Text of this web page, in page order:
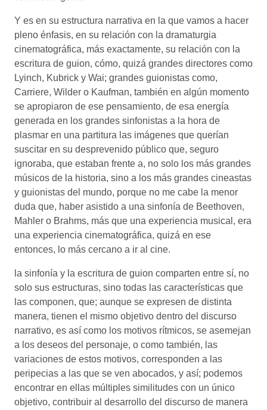
Y es en su estructura narrativa en la que vamos a hacer
pleno énfasis, en su relación con la dramaturgia
cinematográfica, más exactamente, su relación con la
escritura de guion, cómo, quizá grandes directores como
Lyinch, Kubrick y Wai; grandes guionistas como,
Carriere, Wilder o Kaufman, también en algún momento
se apropiaron de ese pensamiento, de esa energía
generada en los grandes sinfonistas a la hora de
plasmar en una partitura las imágenes que querían
suscitar en su desprevenido público que, seguro
ignoraba, que estaban frente a, no solo los más grandes
músicos de la historia, sino a los más grandes cineastas
y guionistas del mundo, porque no me cabe la menor
duda que, haber asistido a una sinfonía de Beethoven,
Mahler o Brahms, más que una experiencia musical, era
una experiencia cinematográfica, quizá en ese
entonces, lo más cercano a ir al cine.
la sinfonía y la escritura de guion comparten entre sí, no
solo sus estructuras, sino todas las características que
las componen, que; aunque se expresen de distinta
manera, tienen el mismo objetivo dentro del discurso
narrativo, es así como los motivos rítmicos, se asemejan
a los deseos del personaje, o como también, las
variaciones de estos motivos, corresponden a las
peripecias a las que se ven abocados, y así; podemos
encontrar en ellas múltiples similitudes con un único
objetivo, contribuir al desarrollo del discurso de manera